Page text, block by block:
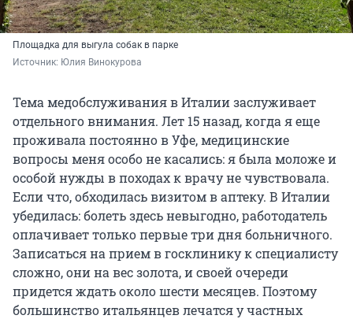
Площадка для выгула собак в парке
Источник: Юлия Винокурова
Тема медобслуживания в Италии заслуживает
отдельного внимания. Лет 15 назад, когда я еще
проживала постоянно в Уфе, медицинские
вопросы меня особо не касались: я была моложе и
особой нужды в походах к врачу не чувствовала.
Если что, обходилась визитом в аптеку. В Италии
убедилась: болеть здесь невыгодно, работодатель
оплачивает только первые три дня больничного.
Записаться на прием в госклинику к специалисту
сложно, они на вес золота, и своей очереди
придется ждать около шести месяцев. Поэтому
большинство итальянцев лечатся у частных